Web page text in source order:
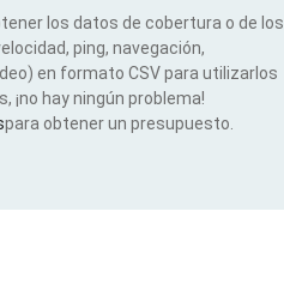
los datos de cobertura o de los
ping, navegación,
en formato CSV para utilizarlos
¡no hay ningún problema!
para obtener un presupuesto.